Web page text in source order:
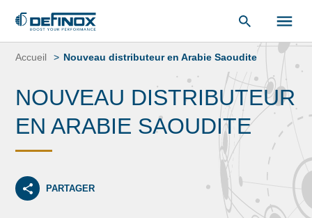
Aller
«Bibliothèque de documents
Accueil Nouveau distributeur en Arabie Saoudite
NOUVEAU DISTRIBUTEUR
EN ARABIE SAOUDITE
PARTAGER